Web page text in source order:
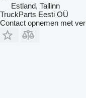
Estland, Tallinn
TruckParts Eesti OÜ
Contact opnemen met